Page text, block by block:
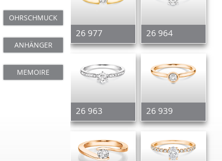
OHRSCHMUCK
ANHÄNGER
MEMOIRE
26 977 26 964
26 963 26 939